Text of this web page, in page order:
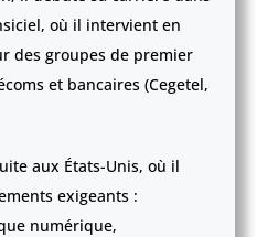
où il intervient en
des groupes de premier
et bancaires (Cegetel,
aux États-Unis, où il
exigeants :
numérique,